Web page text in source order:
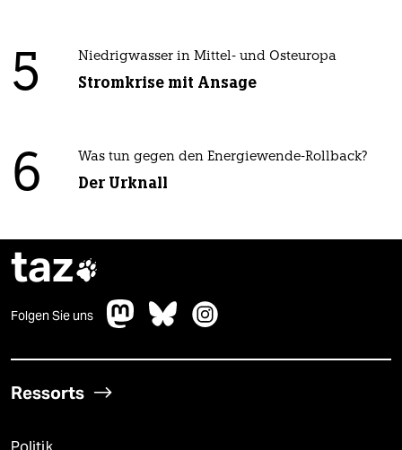
5 Niedrigwasser in Mittel- und Osteuropa
Stromkrise mit Ansage
6 Was tun gegen den Energiewende-Rollback?
Der Urknall
taz
Folgen Sie uns
Ressorts
Politik